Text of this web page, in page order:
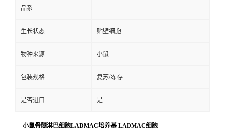
品系
生长状态 贴壁细胞
物种来源 小鼠
包装规格 复苏/冻存
是否进口 是
小鼠骨髓淋巴细胞LADMAC培养基 LADMAC细胞